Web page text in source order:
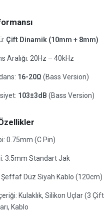
Çift Dinamik (10mm + 8mm)
Aralığı: 20Hz – 40kHz
16-20Ω (Bass Version)
103±3dB (Bass Version)
0.75mm (C Pin)
3.5mm Standart Jak
Şeffaf Düz Siyah Kablo (120cm)
Kulaklık, Silikon Uçlar (3
Kablo